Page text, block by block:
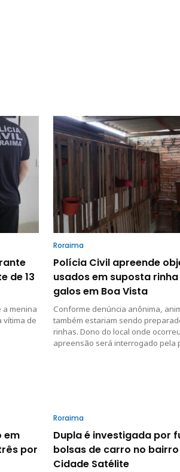
de 13
a menina
vítima de
Roraima
Polícia Civil apreende
usados em suposta
galos em Boa Vista
Conforme denúncia anônima,
também estariam sendo
rinhas. Dono do local onde
apreensão será interrogado pela
em
por
Roraima
Dupla é investigada por
bolsas de carro no bairro
Cidade Satélite